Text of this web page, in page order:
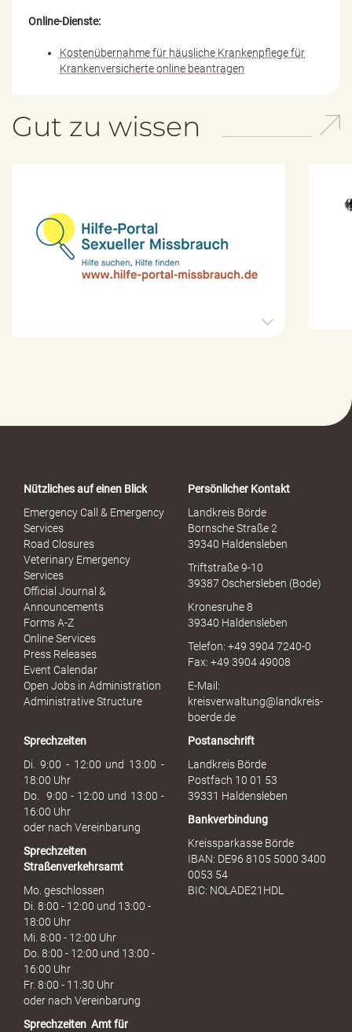
Online-Dienste:
Kostenübernahme für häusliche Krankenpflege für
Krankenversicherte online beantragen
Gut zu wissen
o
u
h
Nützliches auf einen Blick
Emergency Call & Emergency
Services
Road Closures
Veterinary Emergency
Services
Official Journal &
Announcements
Forms A-Z
Online Services
Press Releases
Event Calendar
Open Jobs in Administration
Administrative Structure
Persönlicher Kontakt
Landkreis Börde
Bornsche Straße 2
39340 Haldensleben
Triftstraße 9-10
39387 Oschersleben (Bode)
Kronesruhe 8
39340 Haldensleben
Telefon: +49 3904 7240-0
Fax: +49 3904 49008
E-Mail:
kreisverwaltung@landkreis-
boerde.de
Sprechzeiten
Di. 9:00 - 12:00 und 13:00 -
18:00 Uhr
Do. 9:00 - 12:00 und 13:00 -
16:00 Uhr
oder nach Vereinbarung
Sprechzeiten
Straßenverkehrsamt
Mo. geschlossen
Di. 8:00 - 12:00 und 13:00 -
18:00 Uhr
Mi. 8:00 - 12:00 Uhr
Do. 8:00 - 12:00 und 13:00 -
16:00 Uhr
Fr. 8:00 - 11:30 Uhr
oder nach Vereinbarung
Sprechzeiten Amt für
Postanschrift
Landkreis Börde
Postfach 10 01 53
39331 Haldensleben
Bankverbindung
Kreissparkasse Börde
IBAN: DE96 8105 5000 3400
0053 54
BIC: NOLADE21HDL